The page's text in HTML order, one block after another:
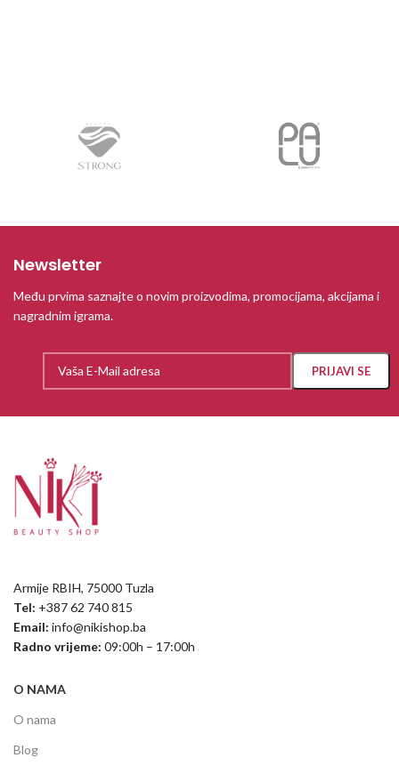
Newsletter
Među prvima saznajte o novim proizvodima, promocijama, akcijama i
nagradnim igrama.
Armije RBIH, 75000 Tuzla
Tel: +387 62 740 815
Email: info@nikishop.ba
Radno vrijeme: 09:00h – 17:00h
O NAMA
O nama
Blog